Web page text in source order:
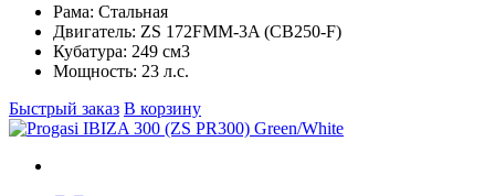
Рама: Стальная
Двигатель: ZS 172FMM-3A (CB250-F)
Кубатура: 249 см3
Мощность: 23 л.с.
Быстрый заказ В корзину